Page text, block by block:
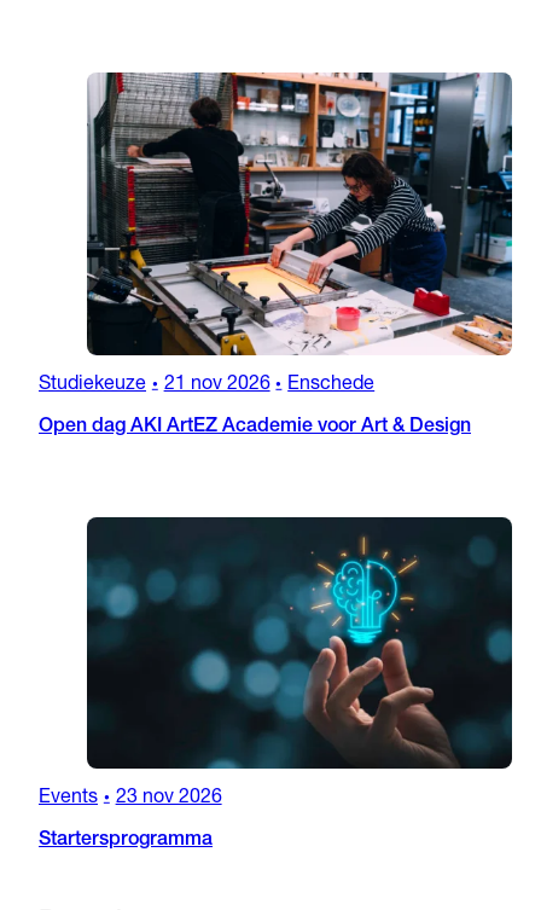
Studiekeuze • 21 nov 2026 • Enschede
Open dag AKI ArtEZ Academie voor Art & Design
Events • 23 nov 2026
Startersprogramma